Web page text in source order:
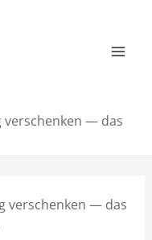
verschenken — das
verschenken — das